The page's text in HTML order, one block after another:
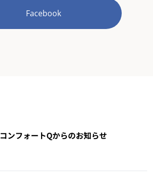
Facebook
コンフォートQからのお知らせ